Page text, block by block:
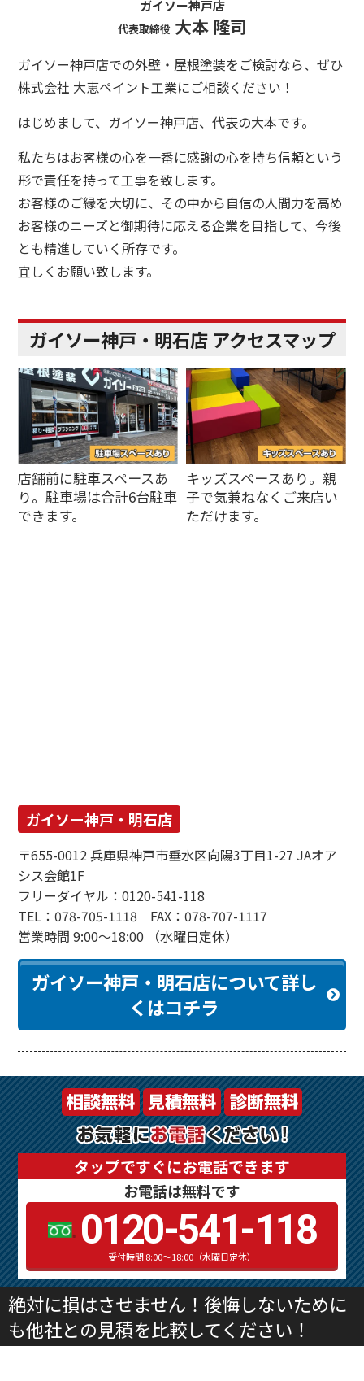
ガイソー神戸店
代表取締役大本 隆司
ガイソー神戸店での外壁・屋根塗装をご検討なら、ぜひ
株式会社 大恵ペイント工業にご相談ください！
はじめまして、ガイソー神戸店、代表の大本です。
私たちはお客様の心を一番に感謝の心を持ち信頼という
形で責任を持って工事を致します。
お客様のご縁を大切に、その中から自信の人間力を高め
お客様のニーズと御期待に応える企業を目指して、今後
とも精進していく所存です。
宜しくお願い致します。
ガイソー神戸・明石店 アクセスマップ
店舗前に駐車スペースあ
り。駐車場は合計6台駐車
できます。
キッズスペースあり。親
子で気兼ねなくご来店い
ただけます。
ガイソー神戸・明石店
〒655-0012 兵庫県神戸市垂水区向陽3丁目1-27 JAオア
シス会館1F
フリーダイヤル：0120-541-118
TEL：078-705-1118 FAX：078-707-1117
営業時間 9:00～18:00 （水曜日定休）
ガイソー神戸・明石店について詳し
くはコチラ
タップですぐにお電話できます
お電話は無料です
0120-541-118
受付時間 8:00～18:00（水曜日定休）
絶対に損はさせません！後悔しないために
も他社との見積を比較してください！